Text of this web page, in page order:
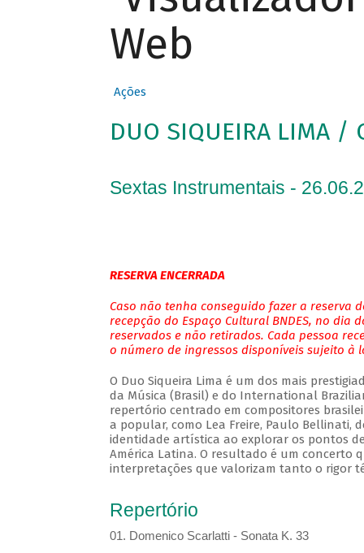
Web
Ações
DUO SIQUEIRA LIMA
Sextas Instrumentais -
RESERVA ENCERRADA
Caso não tenha conseguido fazer a reserva
recepção do Espaço Cultural BNDES, no
reservados e não retirados. Cada pessoa
o número de ingressos disponíveis sujeito à
O Duo Siqueira Lima é um dos mais
da Música (Brasil) e do International
repertório centrado em compositores
a popular, como Lea Freire, Paulo Bellinati,
identidade artística ao explorar os pontos
América Latina. O resultado é um concerto
interpretações que valorizam tanto o rigor
Repertório
01. Domenico Scarlatti - Sonata K. 33